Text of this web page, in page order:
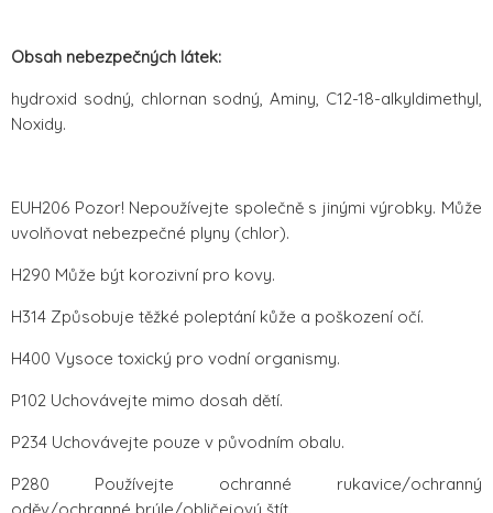
Obsah nebezpečných látek:
hydroxid sodný, chlornan sodný, Aminy, C12-18-alkyldimethyl,
Noxidy.
EUH206 Pozor! Nepoužívejte společně s jinými výrobky. Může
uvolňovat nebezpečné plyny (chlor).
H290 Může být korozivní pro kovy.
H314 Způsobuje těžké poleptání kůže a poškození očí.
H400 Vysoce toxický pro vodní organismy.
P102 Uchovávejte mimo dosah dětí.
P234 Uchovávejte pouze v původním obalu.
P280 Používejte ochranné rukavice/ochranný